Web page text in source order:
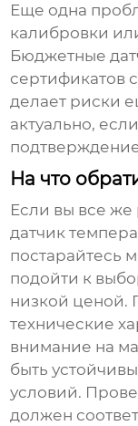
Еще одна
калибровки
Бюджетные
сертификатов
делает риски
актуально,
На что
Если вы все
датчик
постарайтесь
подойти к
низкой ценой.
технические
внимание на
быть
условий.
должен